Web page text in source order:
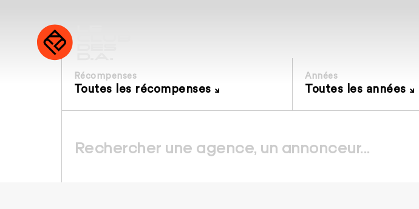
Récompenses
Toutes les récompenses
Années
Toutes les années